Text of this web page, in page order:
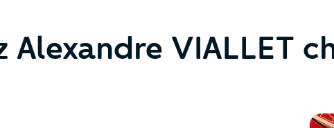
Alexandre VIALLET